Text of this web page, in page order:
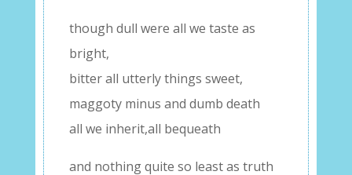
though dull were all we taste as
bright,
bitter all utterly things sweet,
maggoty minus and dumb death
all we inherit,all bequeath
and nothing quite so least as truth